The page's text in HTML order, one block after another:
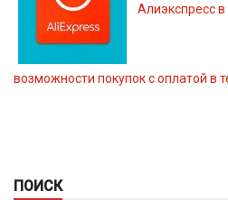
Алиэкспресс
возможности покупок с оплатой в
ПОИСК